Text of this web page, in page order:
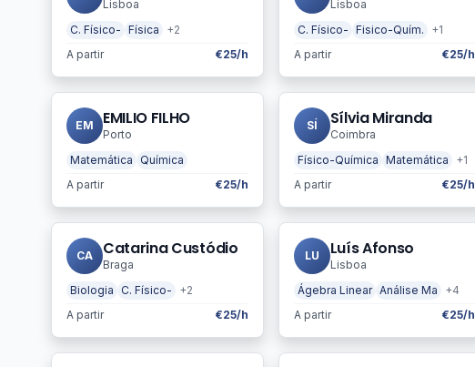
Lisboa
C. Físico- Física
+2
A partir
€25/h
Lisboa
C. Físico- Fisico-Quím.
+1
A partir
€25/h
EM EMILIO FILHO
Porto
Matemática
Química
A partir
€25/h
SÍ Sílvia Miranda
Coimbra
Físico-Química Matemática
+1
A partir
€25/h
CA Catarina Custódio
Braga
Biologia
C. Físico-
+2
A partir
€25/h
LU Luís Afonso
Lisboa
Ágebra Linear Análise Ma
+4
A partir
€25/h